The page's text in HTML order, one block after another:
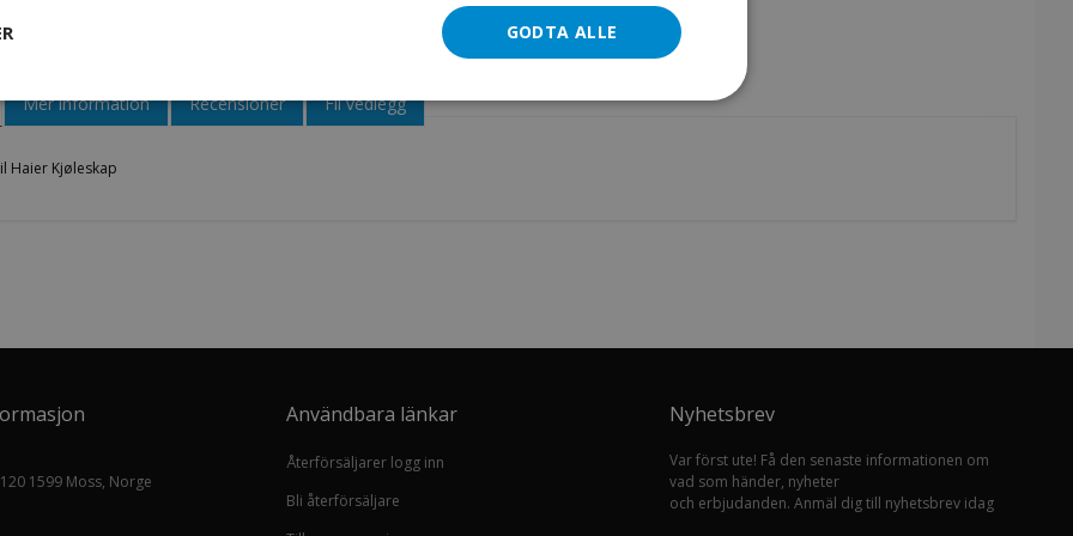
Haier Kjøleskap
Mer information Recensioner Fil vedlegg
1599 Moss, Norge
Användbara länkar
Återförsäljarer logg inn
Bli återförsäljare
Nyhetsbrev
Var först ute! Få den senaste informationen om
vad som händer, nyheter
och erbjudanden. Anmäl dig till nyhetsbrev idag
GODTA ALLE